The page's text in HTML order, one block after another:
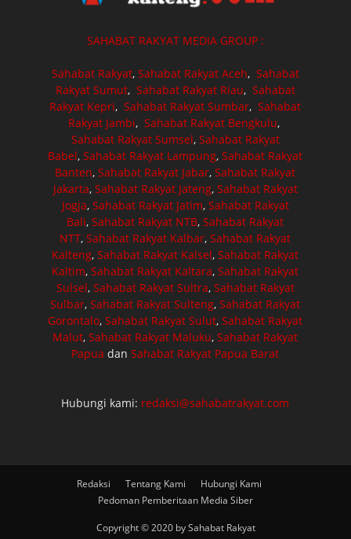
SAHABAT RAKYAT MEDIA GROUP :
Sahabat Rakyat, Sahabat Rakyat Aceh, Sahabat
Rakyat Sumut, Sahabat Rakyat Riau, Sahabat
Rakyat Kepri,Sahabat Rakyat Sumbar,Sahabat
Rakyat Jambi, Sahabat Rakyat Bengkulu,
Sahabat Rakyat Sumsel, Sahabat Rakyat
Babel,Sahabat Rakyat Lampung,Sahabat Rakyat
Banten,Sahabat Rakyat Jabar,Sahabat Rakyat
Jakarta, Sahabat Rakyat Jateng, Sahabat Rakyat
Jogja, Sahabat Rakyat Jatim, Sahabat Rakyat
Bali,Sahabat Rakyat NTB,Sahabat Rakyat
NTT,Sahabat Rakyat Kalbar,Sahabat Rakyat
Kalteng,Sahabat Rakyat Kalsel,Sahabat Rakyat
Kaltim,Sahabat Rakyat Kaltara,Sahabat Rakyat
Sulsel, Sahabat Rakyat Sultra, Sahabat Rakyat
Sulbar,Sahabat Rakyat Sulteng,Sahabat Rakyat
Gorontalo,Sahabat Rakyat Sulut,Sahabat Rakyat
Malut,Sahabat Rakyat Maluku,Sahabat Rakyat
Papua danSahabat Rakyat Papua Barat
Hubungi kami: redaksi@sahabatrakyat.com
Redaksi Tentang Kami
Hubungi Kami
Pedoman Pemberitaan Media Siber
Copyright © 2020 by Sahabat Rakyat